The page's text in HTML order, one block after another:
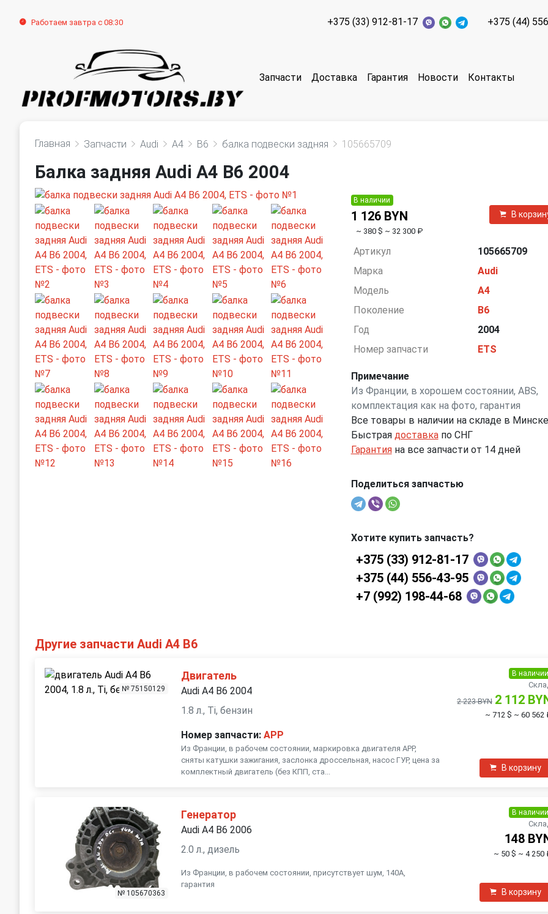
Работаем завтра с 08:30 +375 (33) 912-81-17 +375 (44)
Запчасти Доставка Гарантия Новости Контакты
Главная Запчасти Audi A4 B6 балка подвески задняя 105665709
Балка задняя Audi A4 B6 2004
В наличии
1 126 BYN
~ 380 $ ~ 32 300 ₽
В
Артикул
105665709
Марка
Audi
Модель
A4
Поколение
B6
Год
2004
Номер запчасти
ETS
Примечание
Из Франции, в хорошем состоянии, ABS,
комплектация как на фото, гарантия
Все товары в наличии на складе в Минске
Быстрая доставкапо СНГ
Гарантияна все запчасти от 14 дней
Поделиться запчастью
Хотите купить запчасть?
+375 (33) 912-81-17
+375 (44) 556-43-95
+7 (992) 198-44-68
Другие запчасти Audi A4 B6
№ 75150129
Двигатель
Audi A4 B6 2004
1.8 л., Ti, бензин
Номер запчасти: APP
Из Франции, в рабочем состоянии, маркировка двигателя APP,
сняты катушки зажигания, заслонка дроссельная, насос ГУР, цена за
комплектный двигатель (без КПП, ста...
В наличии
2 223 BYN 2 112
~ 712 $ ~ 60 562
В корзину
№ 105670363
Генератор
Audi A4 B6 2006
2.0 л., дизель
Из Франции, в рабочем состоянии, присутствует шум, 140А,
гарантия
В наличии
148
~ 50 $ ~ 4 250
В корзину